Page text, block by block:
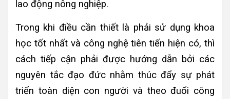
lao động nông nghiệp.
Trong khi điều cần thiết là phải sử dụng khoa
học tốt nhất và công nghệ tiên tiến hiện có, thì
cách tiếp cận phải được hướng dẫn bởi các
nguyên tắc đạo đức nhằm thúc đẩy sự phát
triển toàn diện con người và theo đuổi công